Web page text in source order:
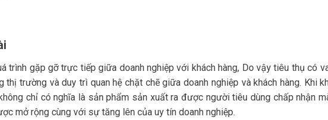
trình gặp gỡ trực tiếp giữa doanh nghiệp với khách hàng, Do vậy tiêu thụ có
thị trường và duy trì quan hệ chặt chẽ giữa doanh nghiệp và khách hàng. Khi
chỉ có nghĩa là sản phẩm sản xuất ra được người tiêu dùng chấp nhận
mở rộng cùng với sự tăng lên của uy tín doanh nghiệp.